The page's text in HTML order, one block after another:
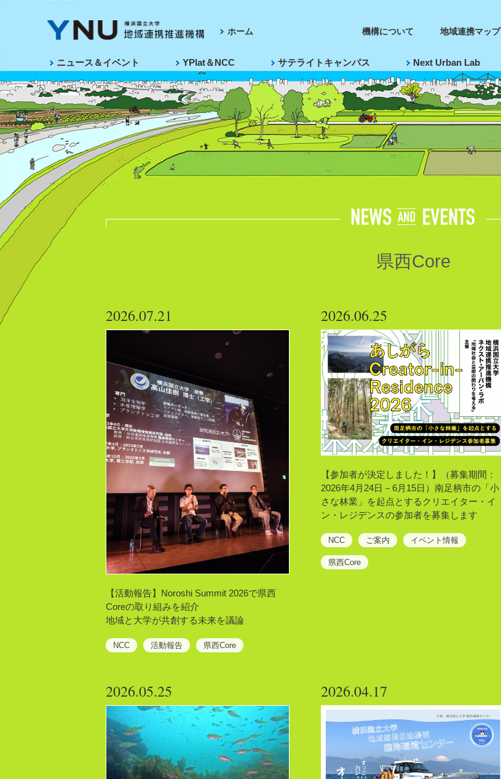
ニュース＆イベント YPlat＆NCC サテライトキャンパス Next Urban Lab
ホーム 機構について 地域連携マップ
県西Core
2026.07.21
【活動報告】Noroshi Summit 2026で県西
Coreの取り組みを紹介
地域と大学が共創する未来を議論
NCC 活動報告 県西Core
2026.06.25
【参加者が決定しました！】（募集期間：
2026年4月24日－6月15日）南足柄市の「小
さな林業」を起点とするクリエイター・イ
ン・レジデンスの参加者を募集します
NCC ご案内 イベント情報
県西Core
2026.05.25 2026.04.17